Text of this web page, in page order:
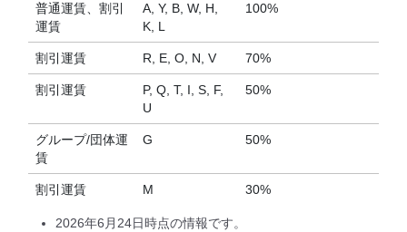
普通運賃、割引
運賃
A, Y, B, W, H,
K, L
100%
割引運賃 R, E, O, N, V 70%
割引運賃
P, Q, T, I, S, F,
U
50%
グループ/団体運
賃
G 50%
割引運賃 M 30%
2026年6月24日時点の情報です。